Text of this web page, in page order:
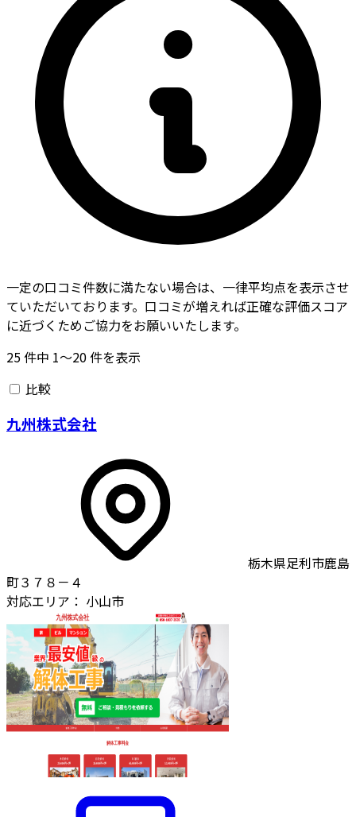
一定の口コミ件数に満たない場合は、一律平均点を表示させ
ていただいております。口コミが増えれば正確な評価スコア
に近づくためご協力をお願いいたします。
25件中 1〜20件を表示
比較
九州株式会社
栃木県足利市鹿島
町３７８－４
対応エリア： 小山市